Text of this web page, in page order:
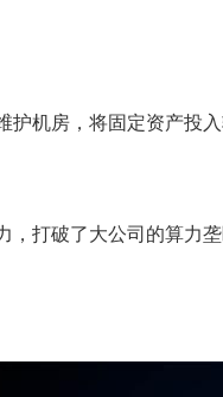
护机房，将固定资产投
打破了大公司的算力垄